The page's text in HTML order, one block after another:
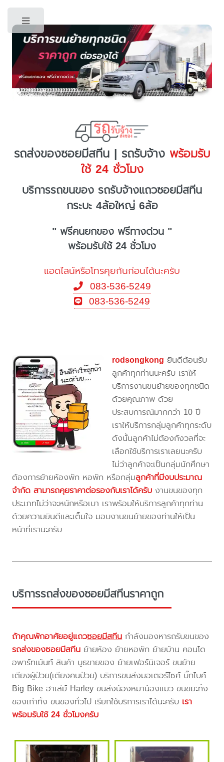
รถส่งของซอยมีสทีน | รถรับจ้าง พร้อมรับ
ใช้ 24 ชั่วโมง
บริการรถขนของ รถรับจ้างแถวซอยมีสทีน
กระบะ 4ล้อใหญ่ 6ล้อ
" ฟรีคนยกของ ฟรีทางด่วน "
พร้อมรับใช้ 24 ชั่วโมง
แอดไลน์หรือโทรคุยกันก่อนได้นะครับ
083-536-5249
083-536-5249
rodsongkong ยินดีต้อนรับ
ลูกค้าทุกท่านนะครับ เราให้
บริการงานขนย้ายของทุกชนิด
ด้วยคุณภาพ ด้วย
ประสบการณ์มากกว่า 10 ปี
เราให้บริการกลุ่มลูกค้าทุกระดับ
ดังนั้นลูกค้าไม่ต้องกังวลที่จะ
เลือกใช้บริการเราเลยนะครับ
ไม่ว่าลูกค้าจะเป็นกลุ่มนักศึกษา
ต้องการย้ายห้องพัก หอพัก หรือกลุ่มลูกค้าที่มีงบประมาณ
จำกัด สามารถคุยราคาต่อรองกับเราได้ครับ งานขนของทุก
ประเภทไม่ว่าจะหนักหรือเบา เราพร้อมให้บริการลูกค้าทุกท่าน
ด้วยความยินดีและเต็มใจ มอบงานขนย้ายของท่านให้เป็น
หน้าที่เรานะครับ
บริการรถส่งของซอยมีสทีนราคาถูก
ถ้าคุณพักอาศัยอยู่แถวซอยมีสทีน กำลังมองหารถรับขนของ
รถส่งของซอยมีสทีน ย้ายห้อง ย้ายหอพัก ย้ายบ้าน คอนโด
อพาร์ทเม้นท์ สินค้า บูธขายของ ย้ายเฟอร์นิเจอร์ ขนย้าย
เตียงผู้ป่วย(เตียงคนป่วย) บริการขนส่งมอเตอร์ไซค์ บิ๊กไบค์
Big Bike ฮาเล่ย์ Harley ขนส่งน้องหมาน้องแมว ขนขยะทิ้ง
ของเก่าทิ้ง ขนของทั่วไป เรียกใช้บริการเราได้นะครับ เรา
พร้อมรับใช้ 24 ชั่วโมงครับ
Toggle